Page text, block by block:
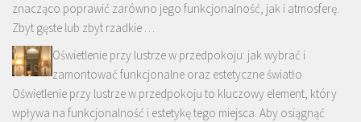
znacząco poprawić zarówno jego funkcjonalność, jak i atmosferę.
Zbyt gęste lub zbyt rzadkie …
Oświetlenie przy lustrze w przedpokoju: jak wybrać i
zamontować funkcjonalne oraz estetyczne światło
Oświetlenie przy lustrze w przedpokoju to kluczowy element, który
wpływa na funkcjonalność i estetykę tego miejsca. Aby osiągnąć